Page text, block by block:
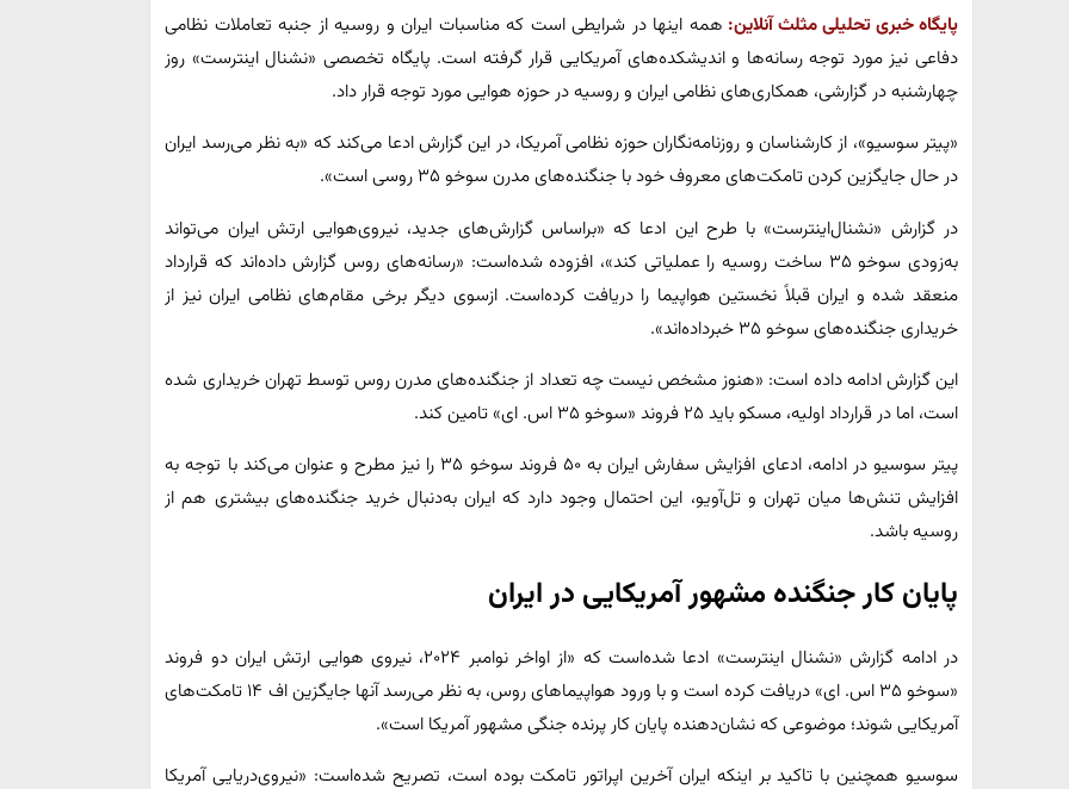
پایگاه خبری تحلیلی مثلث آنلاین: همه اینها در شرایطی است که مناسبات ایران و روسیه از جنبه تعاملات نظامی
دفاعی نیز مورد توجه رسانه‌ها و اندیشکده‌های آمریکایی قرار گرفته است. پایگاه تخصصی «نشنال اینترست» روز
چهارشنبه در گزارشی، همکاری‌های نظامی ایران و روسیه در حوزه هوایی مورد توجه قرار داد.
«پیتر سوسیو»، از کارشناسان و روزنامه‌نگاران حوزه نظامی آمریکا، در این گزارش ادعا می‌کند که «به نظر می‌رسد ایران
در حال جایگزین کردن تامکت‌های معروف خود با جنگنده‌های مدرن سوخو ۳۵ روسی است».
در گزارش «نشنال‌اینترست» با طرح این ادعا که «براساس گزارش‌های جدید، نیروی‌هوایی ارتش ایران می‌تواند
به‌زودی سوخو ۳۵ ساخت روسیه را عملیاتی کند»، افزوده شده‌است: «رسانه‌های روس گزارش داده‌اند که قرارداد
منعقد شده و ایران قبلاً نخستین هواپیما را دریافت کرده‌است. ازسوی دیگر برخی مقام‌های نظامی ایران نیز از
خریداری جنگنده‌های سوخو ۳۵ خبرداده‌اند».
این گزارش ادامه داده است: «هنوز مشخص نیست چه تعداد از جنگنده‌های مدرن روس توسط تهران خریداری شده
است، اما در قرارداد اولیه، مسکو باید ۲۵ فروند «سوخو ۳۵ اس. ای» تامین کند.
پیتر سوسیو در ادامه، ادعای افزایش سفارش ایران به ۵۰ فروند سوخو ۳۵ را نیز مطرح و عنوان می‌کند با توجه به
افزایش تنش‌ها میان تهران و تل‌آویو، این احتمال وجود دارد که ایران به‌دنبال خرید جنگنده‌های بیشتری هم از
روسیه باشد.
پایان کار جنگنده مشهور آمریکایی در ایران
در ادامه گزارش «نشنال اینترست» ادعا شده‌است که «از اواخر نوامبر ۲۰۲۴، نیروی هوایی ارتش ایران دو فروند
«سوخو ۳۵ اس. ای» دریافت کرده است و با ورود هواپیماهای روس، به نظر می‌رسد آنها جایگزین اف ۱۴ تامکت‌های
آمریکایی شوند؛ موضوعی که نشان‌دهنده پایان کار پرنده جنگی مشهور آمریکا است».
سوسیو همچنین با تاکید بر اینکه ایران آخرین اپراتور تامکت بوده است، تصریح شده‌است: «نیروی‌دریایی آمریکا